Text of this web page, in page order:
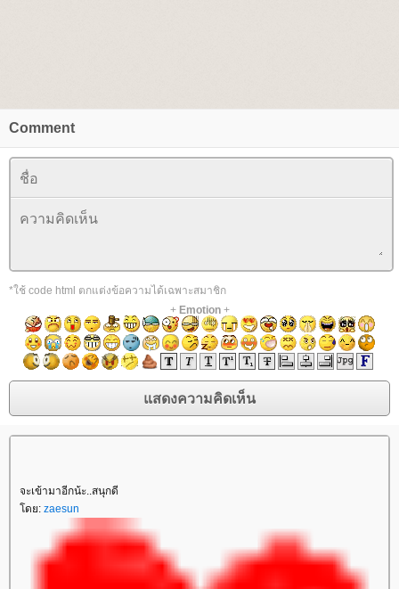
Comment
*ใช้ code html ตกแต่งข้อความได้เฉพาะสมาชิก
+ Emotion+
จะเข้ามาอีกน้ะ..สนุกดี
ดย: zaesun